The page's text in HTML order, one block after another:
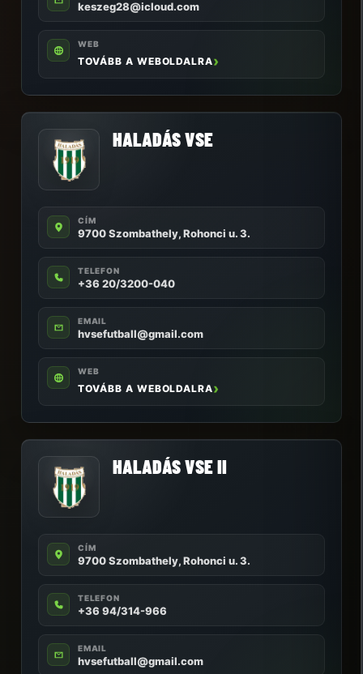
keszeg28@icloud.com
WEB
TOVÁBB A WEBOLDALRA
HALADÁS VSE
CÍM
9700 Szombathely, Rohonci u. 3.
TELEFON
+36 20/3200-040
EMAIL
hvsefutball@gmail.com
WEB
TOVÁBB A WEBOLDALRA
HALADÁS VSE II
CÍM
9700 Szombathely, Rohonci u. 3.
TELEFON
+36 94/314-966
EMAIL
hvsefutball@gmail.com